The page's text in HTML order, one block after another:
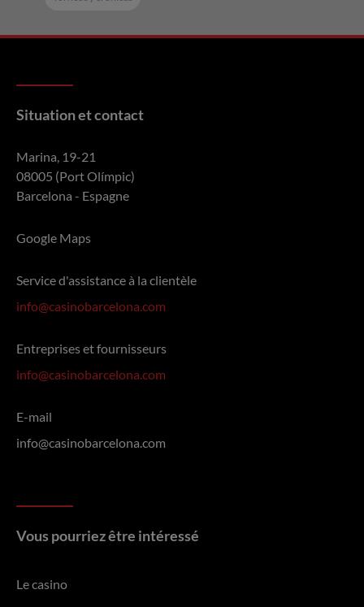
Jesus Martinez Madrigal
Francisco Javier Martinez
Emilio Vilches Garcia
Oscar Gonzalez Alvarez
Manuel Martin Ballesteros
Juan Garcia Ponce
Situation et contact
Marina, 19-21
08005 (Port Olímpic)
Barcelona - Espagne
Google Maps
Service d'assistance à la clientèle
info@casinobarcelona.com
Entreprises et fournisseurs
info@casinobarcelona.com
E-mail
info@casinobarcelona.com
Vous pourriez être intéressé
Le casino